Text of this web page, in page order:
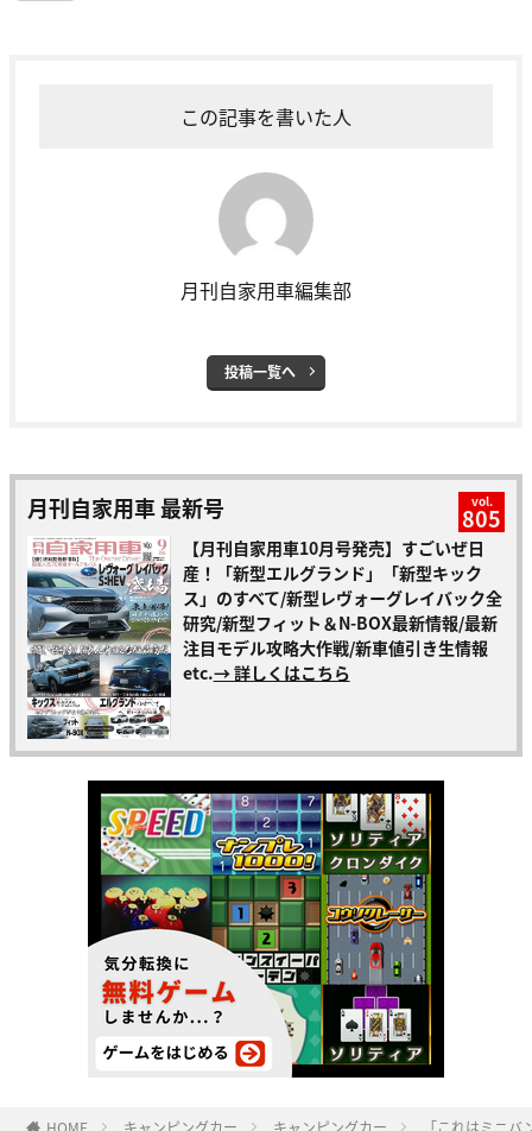
この記事を書いた人
月刊自家用車編集部
投稿一覧へ
月刊自家用車 最新号 vol.
805
【月刊自家用車10月号発売】すごいぜ日
産！「新型エルグランド」「新型キック
ス」のすべて/新型レヴォーグレイバック全
研究/新型フィット＆N-BOX最新情報/最新
注目モデル攻略大作戦/新車値引き生情報
etc.→ 詳しくはこちら
HOME キャンピングカー キャンピングカー 「これはミニ